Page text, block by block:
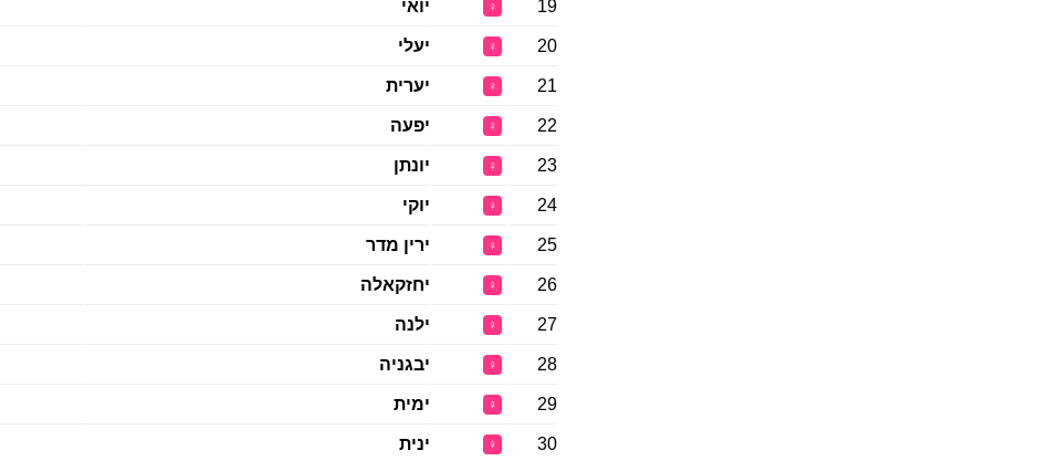
19
♀ יואי
20
♀ יעלי
21
♀ יערית
22
♀ יפעה
23
♀ יונתן
24
♀ יוקי
25
♀ ירין מדר
26
♀ יחזקאלה
27
♀ ילנה
28
♀ יבגניה
29
♀ ימית
30
♀ ינית